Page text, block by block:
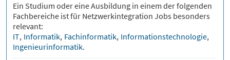
Ein Studium oder eine Ausbildung in einem der folgenden
Fachbereiche ist für Netzwerkintegration Jobs besonders
relevant:
IT, Informatik, Fachinformatik, Informationstechnologie,
Ingenieurinformatik.